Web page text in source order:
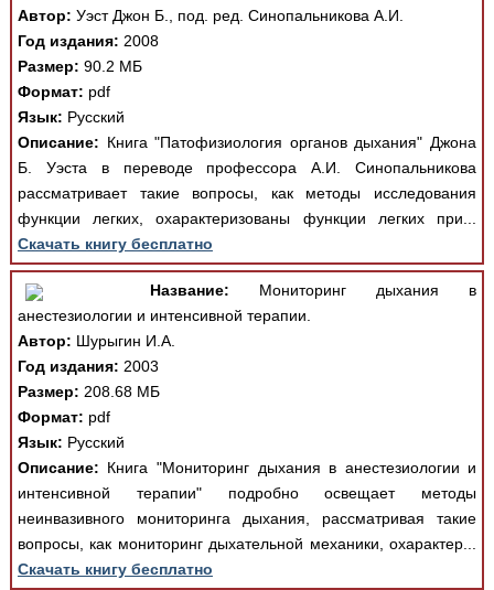
Автор: Уэст Джон Б., под. ред. Синопальникова А.И.
Год издания: 2008
Размер: 90.2 МБ
Формат: pdf
Язык: Русский
Описание: Книга "Патофизиология органов дыхания" Джона
Б. Уэста в переводе профессора А.И. Синопальникова
рассматривает такие вопросы, как методы исследования
функции легких, охарактеризованы функции легких при...
Скачать книгу бесплатно
Название: Мониторинг дыхания в
анестезиологии и интенсивной терапии.
Автор: Шурыгин И.А.
Год издания: 2003
Размер: 208.68 МБ
Формат: pdf
Язык: Русский
Описание: Книга "Мониторинг дыхания в анестезиологии и
интенсивной терапии" подробно освещает методы
неинвазивного мониторинга дыхания, рассматривая такие
вопросы, как мониторинг дыхательной механики, охарактер...
Скачать книгу бесплатно